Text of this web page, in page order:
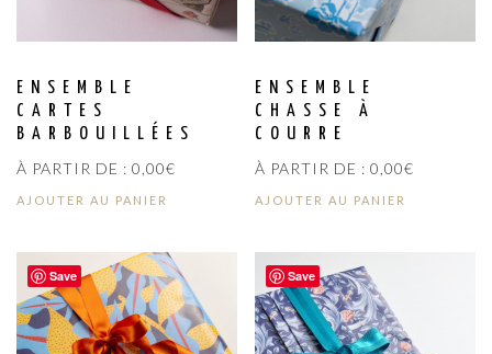
ENSEMBLE
CARTES
BARBOUILLÉES
À PARTIR DE : 0,00€
AJOUTER AU PANIER
ENSEMBLE
CHASSE À
COURRE
À PARTIR DE :0,00€
AJOUTER AU PANIER
Save Save